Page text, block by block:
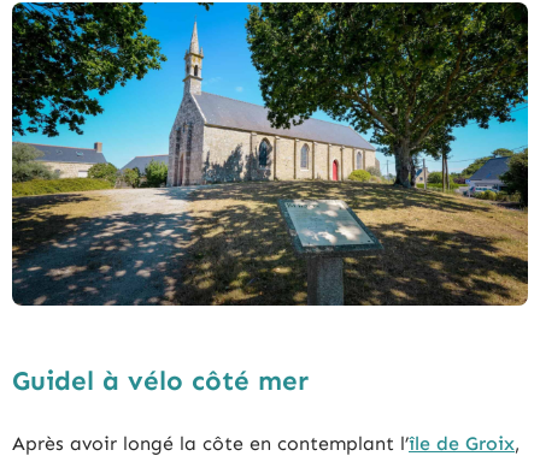
Guidel à vélo côté mer
Après avoir longé la côte en contemplant l’île de Groix,